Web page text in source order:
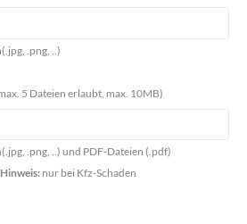
.png, ..)
5 Dateien erlaubt, max. 10MB)
.png, ..) und PDF-Dateien (.pdf)
Hinweis: nur bei Kfz-Schaden